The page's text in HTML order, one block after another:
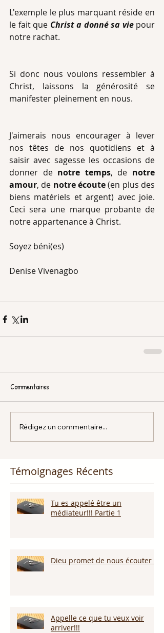
L'exemple le plus marquant réside en
le fait que Christ a donné sa vie pour
notre rachat.
Si donc nous voulons ressembler à
Christ, laissons la générosité se
manifester pleinement en nous.
J'aimerais nous encourager à lever
nos têtes de nos quotidiens et à
saisir avec sagesse les occasions de
donner de notre temps, de notre
amour, de notre écoute (en plus des
biens matériels et argent) avec joie.
Ceci sera une marque probante de
notre appartenance à Christ.
Soyez béni(es)
Denise Vivenagbo
Commentaires
Rédigez un commentaire...
Témoignages Récents
Tu es appelé être un
médiateur!!! Partie 1
Dieu promet de nous écouter !
Appelle ce que tu veux voir
arriver!!!